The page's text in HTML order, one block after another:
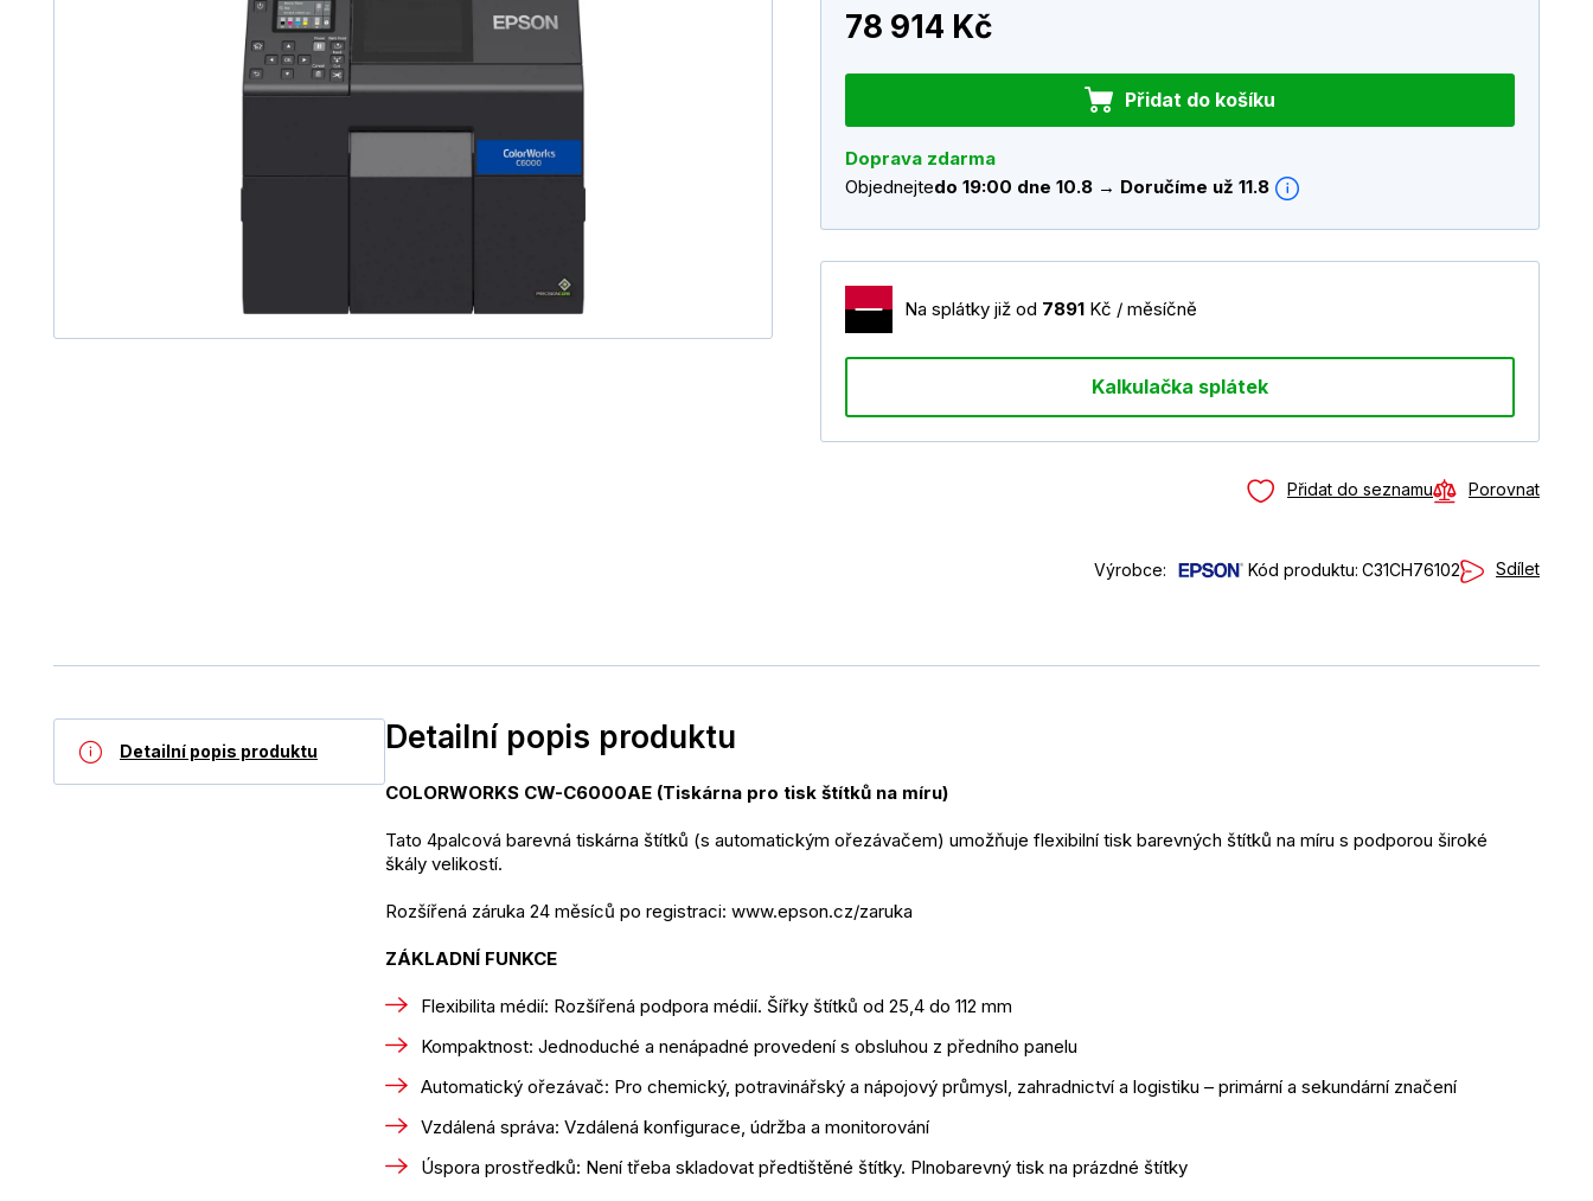
78 914 Kč
Přidat do košíku
Doprava zdarma
Objednejtedo 19:00 dne 10.8 → Doručíme už 11.8
Na splátky již od 7891 Kč / měsíčně
Kalkulačka splátek
Přidat do seznamu Porovnat
Výrobce: Kód produktu: C31CH76102 Sdílet
Detailní popis produktu Detailní popis produktu
COLORWORKS CW-C6000AE (Tiskárna pro tisk štítků na míru)
Tato 4palcová barevná tiskárna štítků (s automatickým ořezávačem) umožňuje flexibilní tisk barevných štítků na míru s podporou široké
škály velikostí.
Rozšířená záruka 24 měsíců po registraci: www.epson.cz/zaruka
ZÁKLADNÍ FUNKCE
Flexibilita médií: Rozšířená podpora médií. Šířky štítků od 25,4 do 112 mm
Kompaktnost: Jednoduché a nenápadné provedení s obsluhou z předního panelu
Automatický ořezávač: Pro chemický, potravinářský a nápojový průmysl, zahradnictví a logistiku – primární a sekundární značení
Vzdálená správa: Vzdálená konfigurace, údržba a monitorování
Úspora prostředků: Není třeba skladovat předtištěné štítky. Plnobarevný tisk na prázdné štítky